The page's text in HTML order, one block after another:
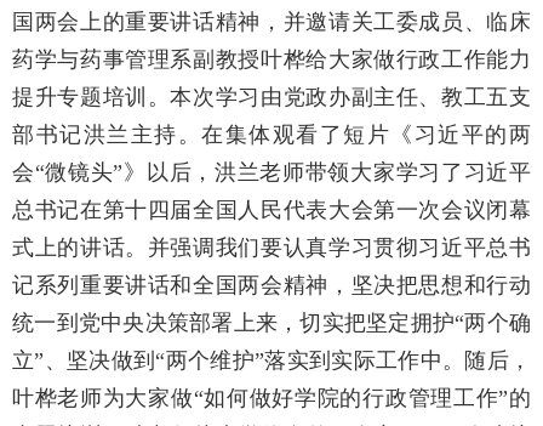
国两会上的重要讲话精神，并邀请关工委成员、临床
药学与药事管理系副教授叶桦给大家做行政工作能力
提升专题培训。本次学习由党政办副主任、教工五支
部书记洪兰主持。在集体观看了短片《习近平的两
会“微镜头”》以后，洪兰老师带领大家学习了习近平
总书记在第十四届全国人民代表大会第一次会议闭幕
式上的讲话。并强调我们要认真学习贯彻习近平总书
记系列重要讲话和全国两会精神，坚决把思想和行动
统一到党中央决策部署上来，切实把坚定拥护“两个确
立”、坚决做到“两个维护”落实到实际工作中。随后，
叶桦老师为大家做“如何做好学院的行政管理工作”的